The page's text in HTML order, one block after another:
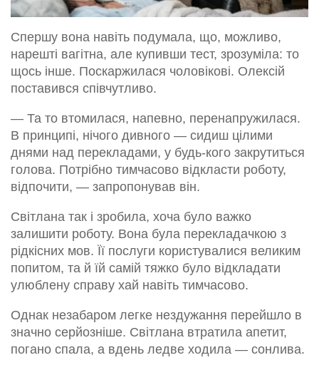
Спершу вона навіть подумала, що, можливо,
нарешті вагітна, але купивши тест, зрозуміла: то
щось інше. Поскаржилася чоловікові. Олексій
поставився співчутливо.
— Та то втомилася, напевно, перенапружилася.
В принципі, нічого дивного — сидиш цілими
днями над перекладами, у будь-кого закрутиться
голова. Потрібно тимчасово відкласти роботу,
відпочити, — запропонував він.
Світлана так і зробила, хоча було важко
залишити роботу. Вона була перекладачкою з
рідкісних мов. Її послуги користувалися великим
попитом, та й їй самій тяжко було відкладати
улюблену справу хай навіть тимчасово.
Однак незабаром легке нездужання перейшло в
значно серйозніше. Світлана втратила апетит,
погано спала, а вдень ледве ходила — сонлива.